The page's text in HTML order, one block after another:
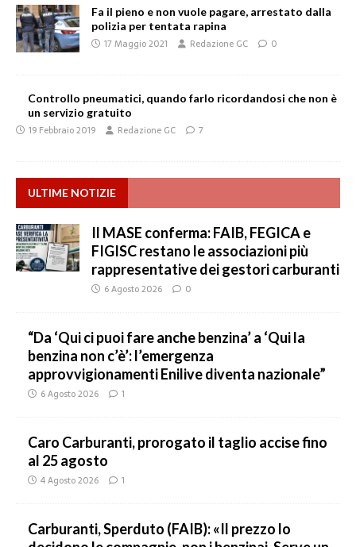
Fa il pieno e non vuole pagare, arrestato dalla
polizia per tentata rapina
17 Maggio 2021 Redazione GC 0
Controllo pneumatici, quando farlo ricordandosi che non è
un servizio gratuito
19 Febbraio 2019 Redazione GC 7
ULTIME NOTIZIE
Il MASE conferma: FAIB, FEGICA e
FIGISC restano le associazioni più
rappresentative dei gestori carburanti
6 Agosto 2026 0
“Da ‘Qui ci puoi fare anche benzina’ a ‘Qui la
benzina non c’è’: l’emergenza
approvvigionamenti Enilive diventa nazionale”
6 Agosto 2026 1
Caro Carburanti, prorogato il taglio accise fino
al 25 agosto
4 Agosto 2026 1
Carburanti, Sperduto (FAIB): «Il prezzo lo